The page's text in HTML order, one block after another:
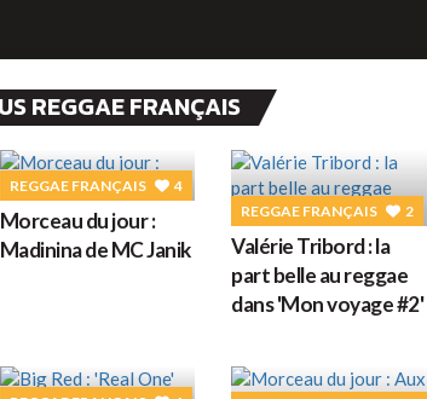
REGGAE FRANÇAIS
REGGAE FRANÇAIS 4
Morceau du jour :
Madinina de MC Janik
REGGAE FRANÇAIS 2
Valérie Tribord : la
part belle au reggae
dans 'Mon voyage #2'